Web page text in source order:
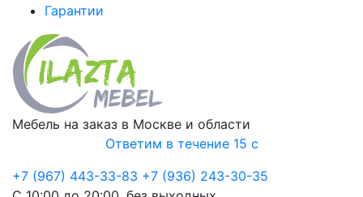
Гарантии
Мебель на заказ в Москве и области
Ответим в течение 15 с
+7 (967) 443-33-83 +7 (936) 243-30-35